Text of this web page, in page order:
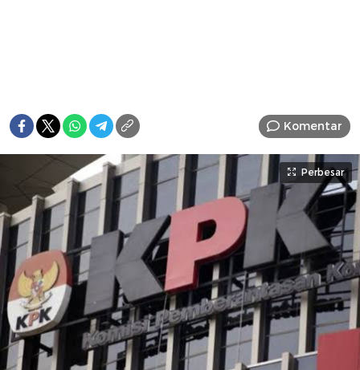
Komentar
Perbesar